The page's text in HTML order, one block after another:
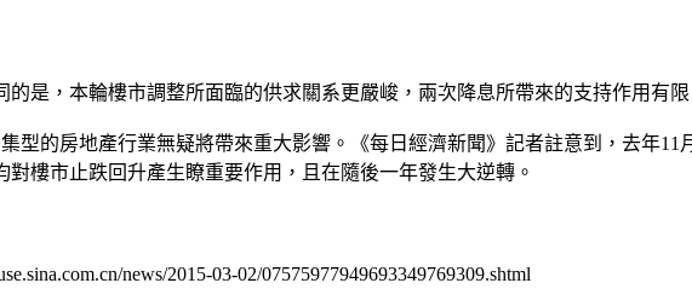
是，本輪樓市調整所面臨的供求關系更嚴峻，兩次降息所帶來的支持作用有
型的房地產行業無疑將帶來重大影響。《每日經濟新聞》記者註意到，去年
對樓市止跌回升產生瞭重要作用，且在隨後一年發生大逆轉。
news/2015-03-02/07575977949693349769309.shtml